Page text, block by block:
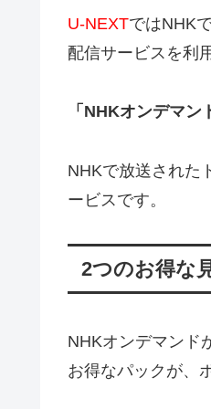
U-NEXTではNHK
配信サービスを利
「NHKオンデマン
NHKで放送された
ービスです。
2つのお得な
NHKオンデマンド
お得なパックが、